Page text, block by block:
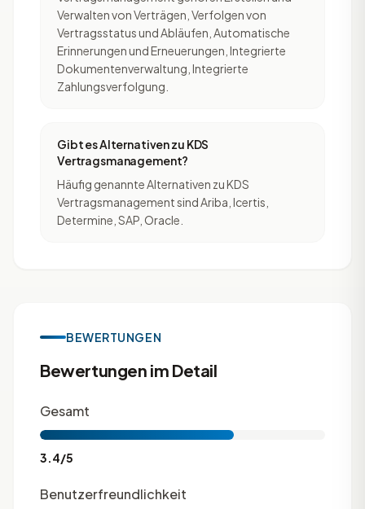
Verwalten von Verträgen, Verfolgen von
Vertragsstatus und Abläufen, Automatische
Erinnerungen und Erneuerungen, Integrierte
Dokumentenverwaltung, Integrierte
Zahlungsverfolgung.
Gibt es Alternativen zu KDS
Vertragsmanagement?
Häufig genannte Alternativen zu KDS
Vertragsmanagement sind Ariba, Icertis,
Determine, SAP, Oracle.
BEWERTUNGEN
Bewertungen im Detail
Gesamt
3.4/5
Benutzerfreundlichkeit